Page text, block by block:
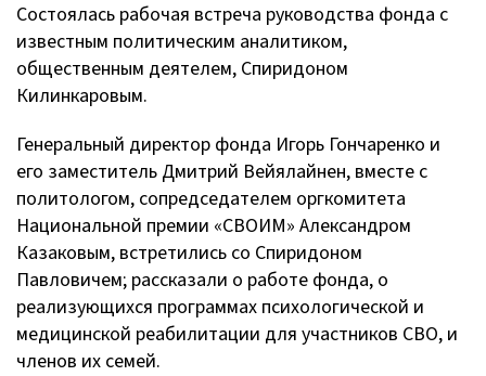
Состоялась рабочая встреча руководства фонда с
известным политическим аналитиком,
общественным деятелем, Спиридоном
Килинкаровым.
Генеральный директор фонда Игорь Гончаренко и
его заместитель Дмитрий Вейялайнен, вместе с
политологом, сопредседателем оргкомитета
Национальной премии «СВОИМ» Александром
Казаковым, встретились со Спиридоном
Павловичем; рассказали о работе фонда, о
реализующихся программах психологической и
медицинской реабилитации для участников СВО, и
членов их семей.